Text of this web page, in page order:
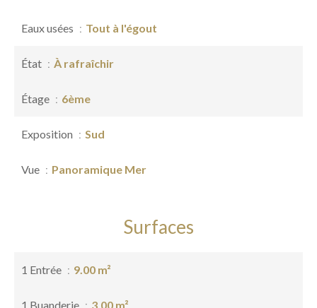
Eaux usées Tout à l'égout
État À rafraîchir
Étage 6ème
Exposition Sud
Vue Panoramique Mer
Surfaces
1 Entrée 9.00 m²
1 Buanderie 3.00 m²